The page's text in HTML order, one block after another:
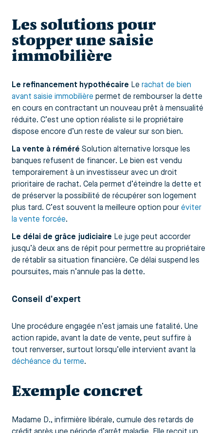
Les solutions pour
stopper une saisie
immobilière
Le refinancement hypothécaire Le rachat de bien
avant saisie immobilière permet de rembourser la dette
en cours en contractant un nouveau prêt à mensualité
réduite. C’est une option réaliste si le propriétaire
dispose encore d’un reste de valeur sur son bien.
La vente à réméré Solution alternative lorsque les
banques refusent de financer. Le bien est vendu
temporairement à un investisseur avec un droit
prioritaire de rachat. Cela permet d’éteindre la dette et
de préserver la possibilité de récupérer son logement
plus tard. C’est souvent la meilleure option pour éviter
la vente forcée.
Le délai de grâce judiciaire Le juge peut accorder
jusqu’à deux ans de répit pour permettre au propriétaire
de rétablir sa situation financière. Ce délai suspend les
poursuites, mais n’annule pas la dette.
Conseil d’expert
Une procédure engagée n’est jamais une fatalité. Une
action rapide, avant la date de vente, peut suffire à
tout renverser, surtout lorsqu’elle intervient avant la
déchéance du terme.
Exemple concret
Madame D., infirmière libérale, cumule des retards de